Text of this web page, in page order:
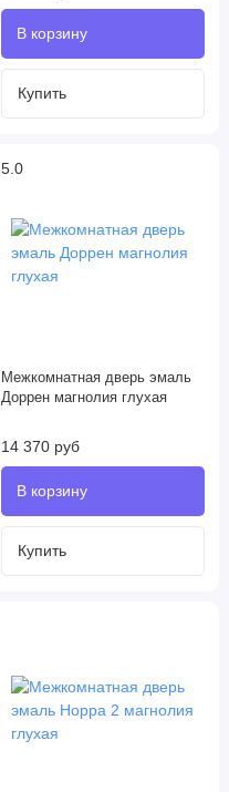
5.0
Межкомнатная дверь эмаль
Доррен магнолия глухая
14 370 руб